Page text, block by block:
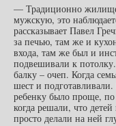
— Традиционно
мужскую, это
рассказывает Павел
за печью, там же и
входа, там же был и
подвешивали к
балку – очеп. Когда
шест и
ребенку было проще,
когда решали, что
просто делали на ней